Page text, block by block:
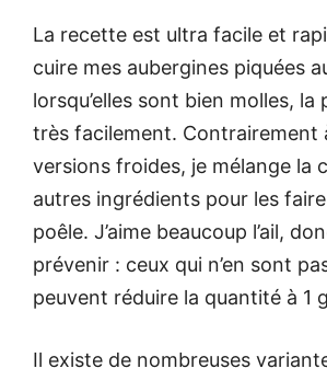
La recette est ultra facile et
cuire mes aubergines piquées
lorsqu’elles sont bien molles, la
très facilement. Contrairement
versions froides, je mélange la
autres ingrédients pour les
poêle. J’aime beaucoup l’ail,
prévenir : ceux qui n’en sont
peuvent réduire la quantité à 1
Il existe de nombreuses